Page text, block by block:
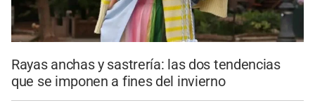
Rayas anchas y sastrería: las dos tendencias
que se imponen a fines del invierno